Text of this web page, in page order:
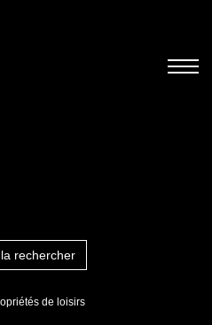
rechercher
de loisirs